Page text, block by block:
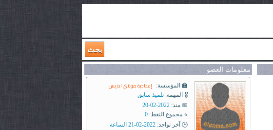
بحث
معلومات العضو
🏫 المؤسسة: إعدادية مولاي ادريس
🎖️ المهمة: تلميذ سابق
📅 منذ: 2022-02-20
⭐ مجموع النقط: 0
🕒 آخر تواجد:
2022-02-21 الساعة